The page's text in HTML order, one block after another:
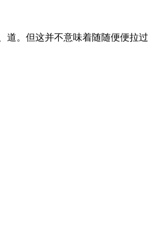
道。但这并不意味着随随便便拉过